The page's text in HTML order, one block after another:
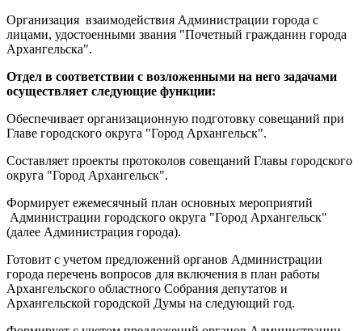
Организация взаимодействия Администрации города с
лицами, удостоенными звания "Почетный гражданин города
Архангельска".
Отдел в соответствии с возложенными на него задачами
осуществляет следующие функции:
Обеспечивает организационную подготовку совещаний при
Главе городского округа "Город Архангельск".
Составляет проекты протоколов совещаний Главы городского
округа "Город Архангельск".
Формирует ежемесячный план основных мероприятий
Администрации городского округа "Город Архангельск"
(далее Администрация города).
Готовит с учетом предложений органов Администрации
города перечень вопросов для включения в план работы
Архангельского областного Собрания депутатов и
Архангельской городской Думы на следующий год.